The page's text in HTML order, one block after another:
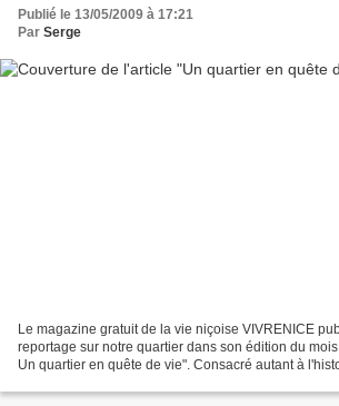
Publié le 13/05/2009 à 17:21
Par Serge
Le magazine gratuit de la vie niçoise VIVRENICE
reportage sur notre quartier dans son édition du
Un quartier en quête de vie". Consacré autant à